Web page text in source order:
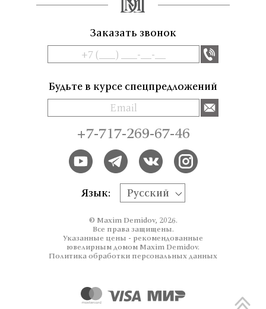
Заказать звонок
Будьте в курсе спецпредложений
+7-717-269-67-46
Язык: Русский
© Maxim Demidov, 2026.
Все права защищены.
Указанные цены - рекомендованные
ювелирным домом Maxim Demidov.
Политика обработки персональных данных